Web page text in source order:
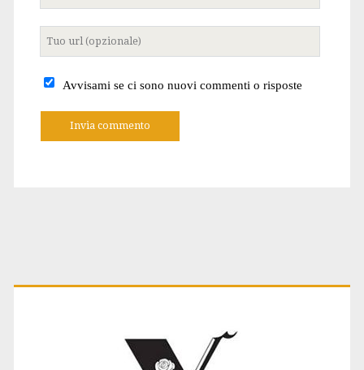
sito
Avvisami se ci sono nuovi commenti o risposte
i
Primary